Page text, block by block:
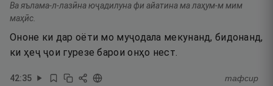
Ва яълама-л-лазӣна юҷадилуна фи айатина ма лаҳум-м мим
маҳӣс.
Ононе ки дар оёти мо муҷодала мекунанд, бидонанд,
ки ҳеҷ ҷои гурезе барои онҳо нест.
42:35 тафсир